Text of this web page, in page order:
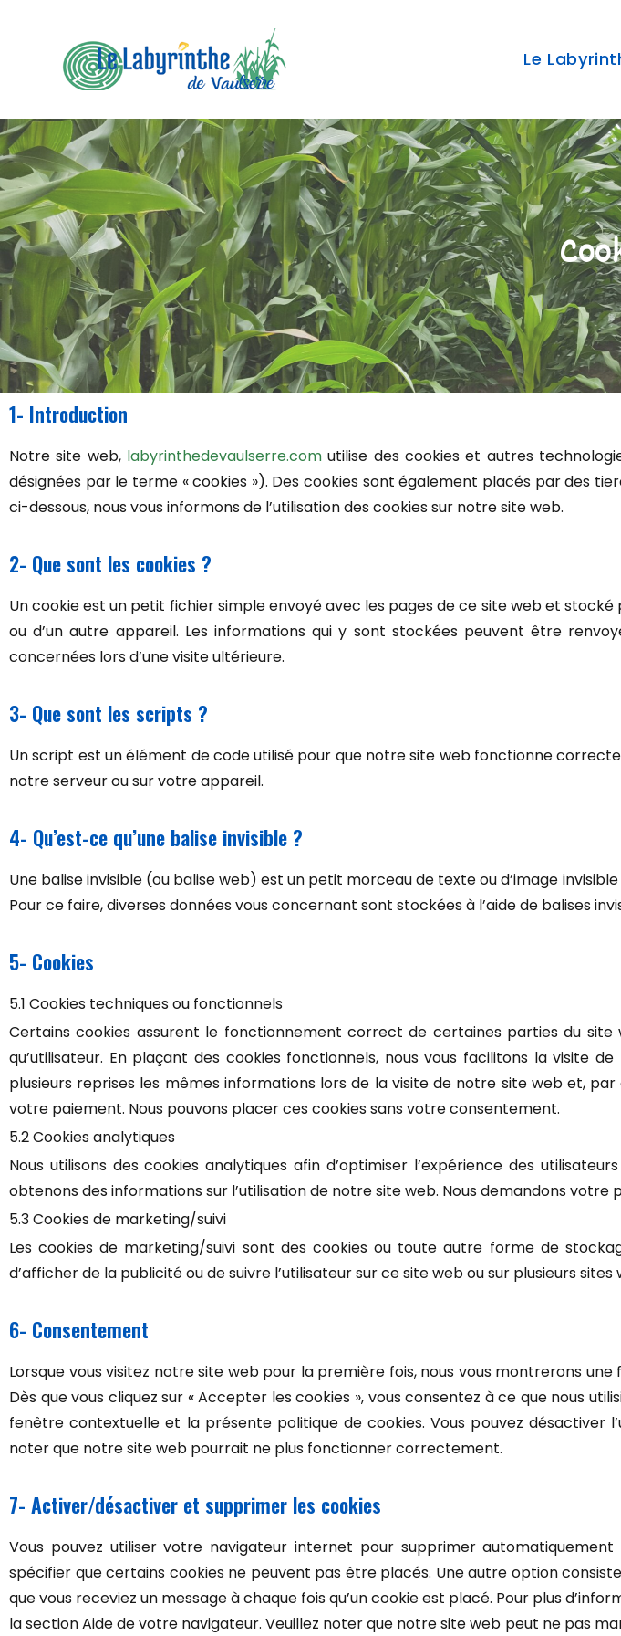
Le
1- Introduction
Notre site web, labyrinthedevaulserre.comutilise des cookies et autres
désignées par le terme « cookies »). Des cookies sont également placés par des
ci-dessous, nous vous informons de l’utilisation des cookies sur notre site web.
2- Que sont les cookies ?
Un cookie est un petit fichier simple envoyé avec les pages de ce site web et
ou d’un autre appareil. Les informations qui y sont stockées peuvent être
concernées lors d’une visite ultérieure.
3- Que sont les scripts ?
Un script est un élément de code utilisé pour que notre site web fonctionne
notre serveur ou sur votre appareil.
4- Qu’est-ce qu’une balise invisible ?
Une balise invisible (ou balise web) est un petit morceau de texte ou d’image
Pour ce faire, diverses données vous concernant sont stockées à l’aide de balises
5- Cookies
5.1 Cookies techniques ou fonctionnels
Certains cookies assurent le fonctionnement correct de certaines parties du
qu’utilisateur. En plaçant des cookies fonctionnels, nous vous facilitons la visite
plusieurs reprises les mêmes informations lors de la visite de notre site web et,
votre paiement. Nous pouvons placer ces cookies sans votre consentement.
5.2 Cookies analytiques
Nous utilisons des cookies analytiques afin d’optimiser l’expérience des
obtenons des informations sur l’utilisation de notre site web. Nous demandons votre
5.3 Cookies de marketing/suivi
Les cookies de marketing/suivi sont des cookies ou toute autre forme de
d’afficher de la publicité ou de suivre l’utilisateur sur ce site web ou sur plusieurs
6- Consentement
Lorsque vous visitez notre site web pour la première fois, nous vous montrerons
Dès que vous cliquez sur « Accepter les cookies », vous consentez à ce que nous
fenêtre contextuelle et la présente politique de cookies. Vous pouvez désactiver
noter que notre site web pourrait ne plus fonctionner correctement.
7- Activer/désactiver et supprimer les cookies
Vous pouvez utiliser votre navigateur internet pour supprimer
spécifier que certains cookies ne peuvent pas être placés. Une autre option
que vous receviez un message à chaque fois qu’un cookie est placé. Pour plus
la section Aide de votre navigateur. Veuillez noter que notre site web peut ne pas